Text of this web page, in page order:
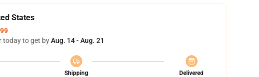
States
today to get byAug. 14 - Aug. 21
Shipping
Delivered